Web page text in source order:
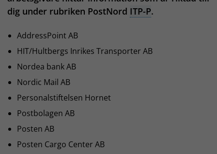
dig under rubriken PostNord ITP-P.
AddressPoint AB
HIT/Hultbergs Inrikes Transporter AB
Nordea bank AB
Nordic Mail AB
Personalstiftelsen Hornet
Postbolagen AB
Posten AB
Posten Cargo Center AB